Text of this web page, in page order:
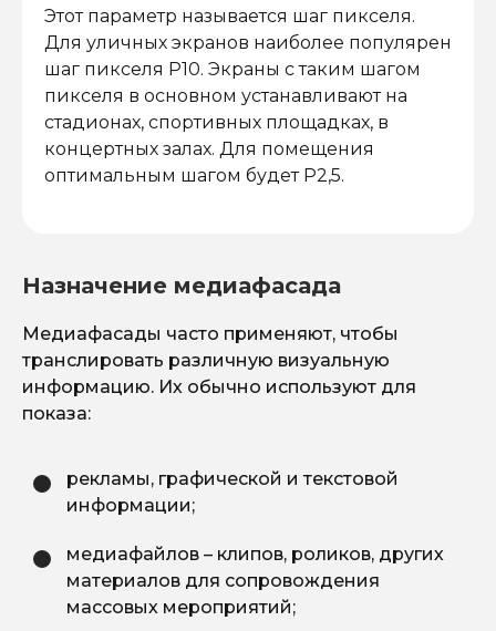
Этот параметр называется шаг пикселя.
Для уличных экранов наиболее популярен
шаг пикселя Р10. Экраны с таким шагом
пикселя в основном устанавливают на
стадионах, спортивных площадках, в
концертных залах. Для помещения
оптимальным шагом будет Р2,5.
Назначение медиафасада
Медиафасады часто применяют, чтобы
транслировать различную визуальную
информацию. Их обычно используют для
показа:
рекламы, графической и текстовой
информации;
медиафайлов – клипов, роликов, других
материалов для сопровождения
массовых мероприятий;